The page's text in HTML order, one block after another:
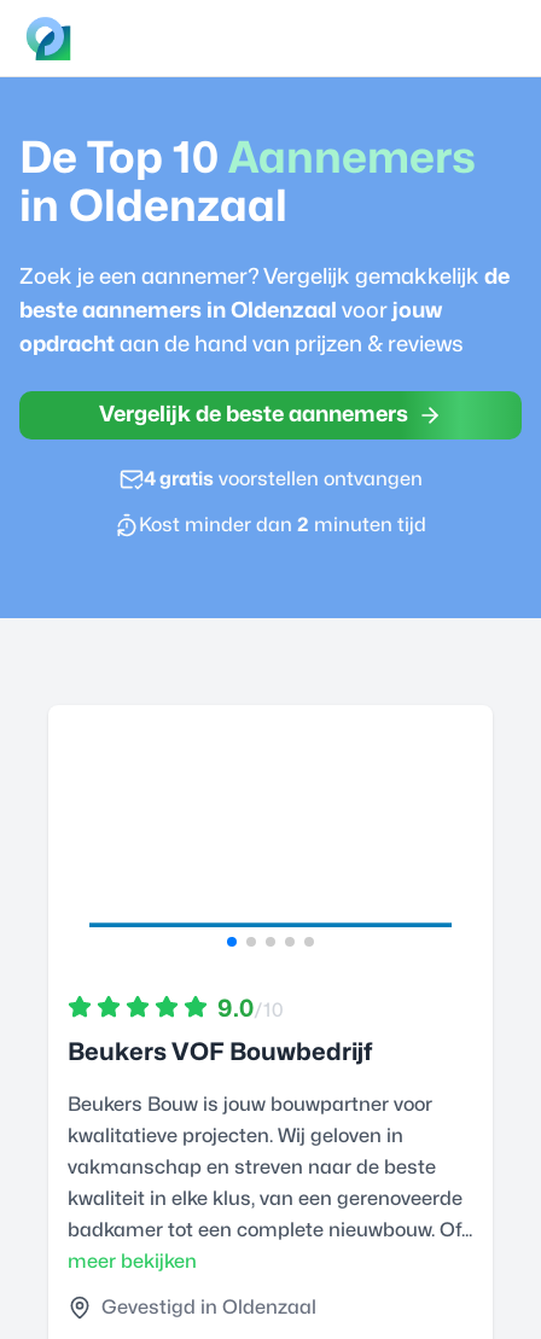
De Top 10 Aannemers
in Oldenzaal
Zoek je een aannemer? Vergelijk gemakkelijk de
beste aannemers in Oldenzaal voor jouw
opdracht aan de hand van prijzen & reviews
Vergelijk de beste aannemers
4 gratisvoorstellen ontvangen
Kost minder dan 2 minuten tijd
9.0/10
Beukers VOF Bouwbedrijf
Beukers Bouw is jouw bouwpartner voor
kwalitatieve projecten. Wij geloven in
vakmanschap en streven naar de beste
kwaliteit in elke klus, van een gerenoveerde
badkamer tot een complete nieuwbouw. Of...
meer bekijken
Gevestigd in Oldenzaal